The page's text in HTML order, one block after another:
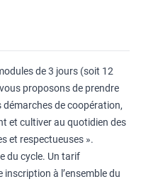
de 3 jours (soit 12
proposons de prendre
de coopération,
et cultiver au quotidien des
et respectueuses ».
du cycle. Un tarif
à l’ensemble du